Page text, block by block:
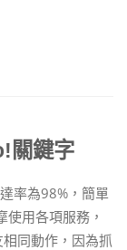
關鍵字
率為98%，簡單
用各項服務，
同動作，因為抓